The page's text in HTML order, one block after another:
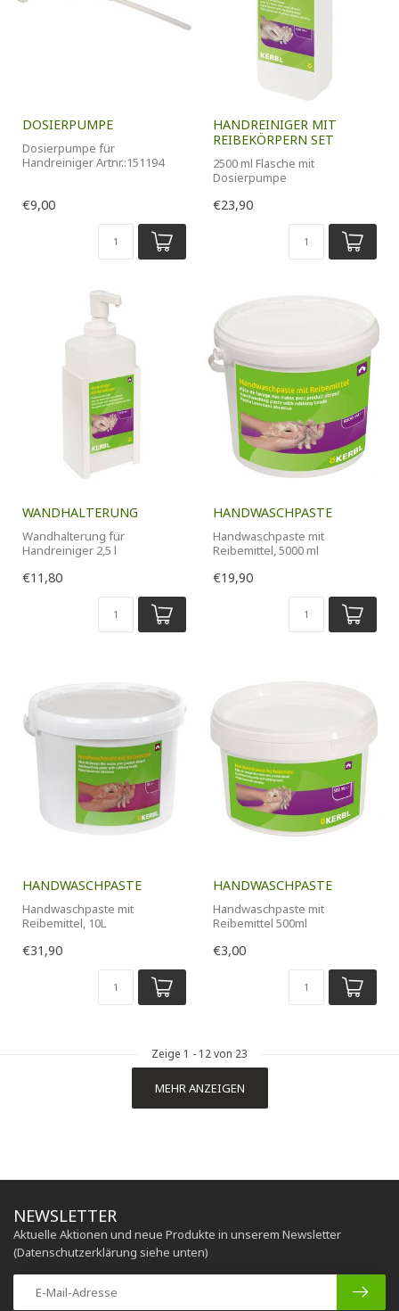
DOSIERPUMPE
Dosierpumpe für
Handreiniger Artnr.:151194
€9,00
HANDREINIGER MIT
REIBEKÖRPERN SET
2500 ml Flasche mit
Dosierpumpe
€23,90
WANDHALTERUNG
Wandhalterung für
Handreiniger 2,5 l
€11,80
HANDWASCHPASTE
Handwaschpaste mit
Reibemittel, 5000 ml
€19,90
HANDWASCHPASTE
Handwaschpaste mit
Reibemittel, 10L
€31,90
HANDWASCHPASTE
Handwaschpaste mit
Reibemittel 500ml
€3,00
Zeige 1 - 12von 23
MEHR ANZEIGEN
NEWSLETTER
Aktuelle Aktionen und neue Produkte in unserem Newsletter
(Datenschutzerklärung siehe unten)